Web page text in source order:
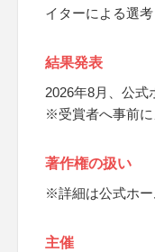
イターによる選考
結果発表
2026年8月、公式
※受賞者へ事前
著作権の扱い
※詳細は公式ホ
主催